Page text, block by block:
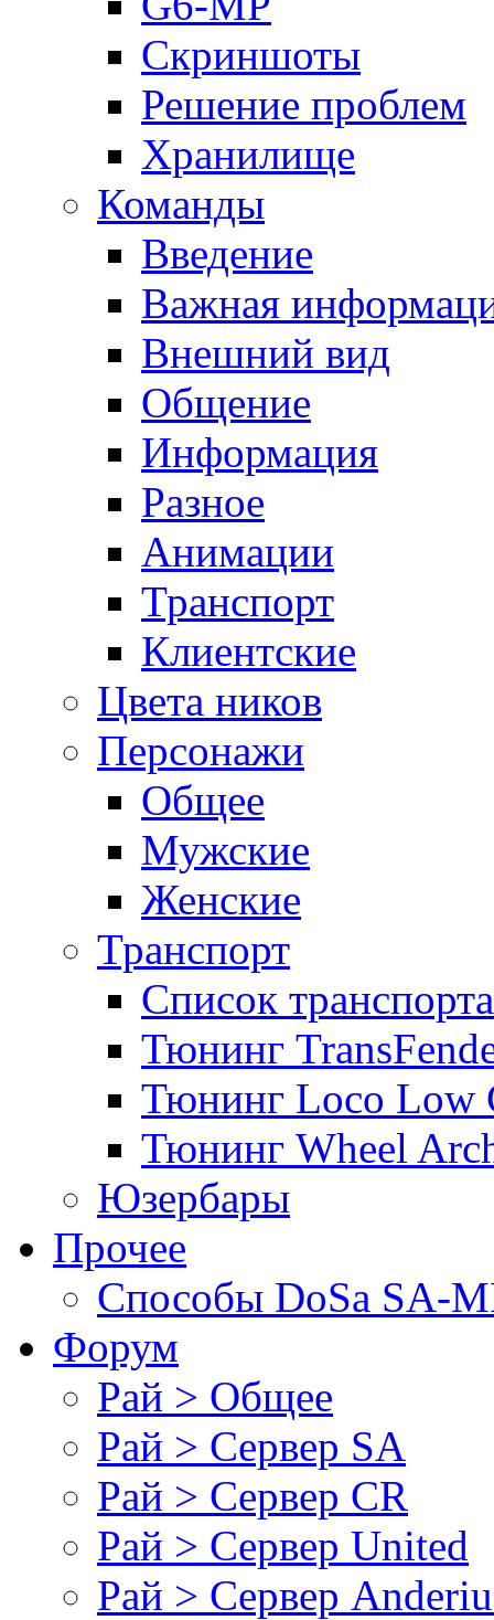
Скриншоты
Решение проблем
Хранилище
Команды
Введение
Важная
Внешний вид
Общение
Информация
Разное
Анимации
Транспорт
Клиентские
Цвета ников
Персонажи
Общее
Мужские
Женские
Транспорт
Список транспорта
Тюнинг
Тюнинг Loco Low
Тюнинг Wheel
Юзербары
Прочее
Cпособы DoSа SA-
Форум
Рай > Общее
Рай > Сервер SA
Рай > Сервер CR
Рай > Сервер United
Рай > Сервер